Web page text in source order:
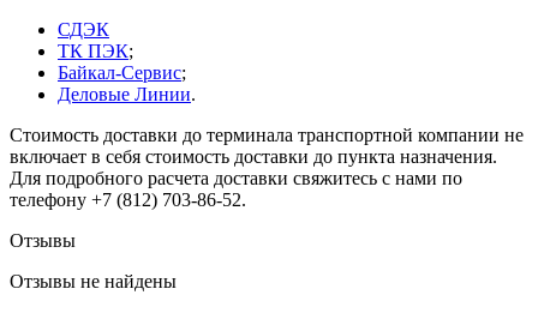
СДЭК
ТК ПЭК;
Байкал-Сервис;
Деловые Линии.
Стоимость доставки до терминала транспортной компании не
включает в себя стоимость доставки до пункта назначения.
Для подробного расчета доставки свяжитесь с нами по
телефону +7 (812) 703-86-52.
Отзывы
Отзывы не найдены